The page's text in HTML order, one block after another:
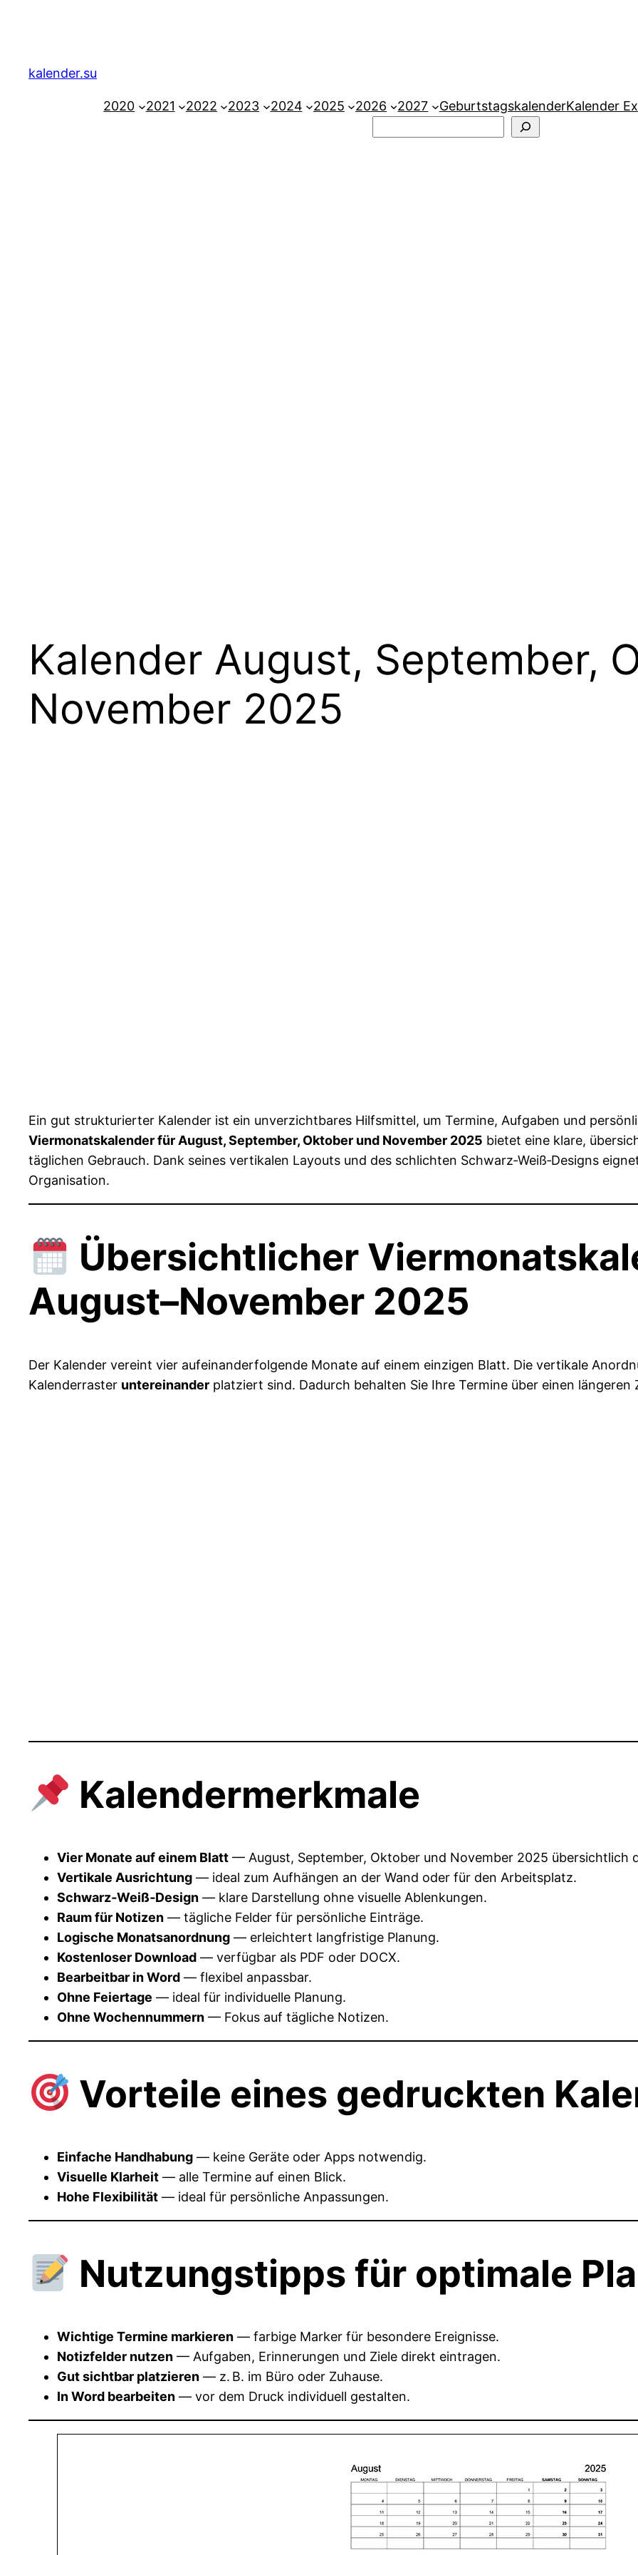
kalender.su
2020 2021 2022 2023 2024 2025 2026 2027 GeburtstagskalenderKalender
Kalender August, September,
November 2025
Ein gut strukturierter Kalender ist ein unverzichtbares Hilfsmittel, um Termine, Aufgaben und
Viermonatskalender für August, September, Oktober und November 2025 bietet eine klare,
täglichen Gebrauch. Dank seines vertikalen Layouts und des schlichten Schwarz‑Weiß‑Designs
Organisation.
Übersichtlicher
August–November 2025
Der Kalender vereint vier aufeinanderfolgende Monate auf einem einzigen Blatt. Die vertikale
Kalenderraster untereinander platziert sind. Dadurch behalten Sie Ihre Termine über einen längeren
Kalendermerkmale
Vier Monate auf einem Blatt — August, September, Oktober und November 2025 übersichtlich
Vertikale Ausrichtung — ideal zum Aufhängen an der Wand oder für den Arbeitsplatz.
Schwarz‑Weiß‑Design — klare Darstellung ohne visuelle Ablenkungen.
Raum für Notizen — tägliche Felder für persönliche Einträge.
Logische Monatsanordnung — erleichtert langfristige Planung.
Kostenloser Download — verfügbar als PDF oder DOCX.
Bearbeitbar in Word — flexibel anpassbar.
Ohne Feiertage — ideal für individuelle Planung.
Ohne Wochennummern — Fokus auf tägliche Notizen.
Vorteile eines gedruckten
Einfache Handhabung — keine Geräte oder Apps notwendig.
Visuelle Klarheit — alle Termine auf einen Blick.
Hohe Flexibilität — ideal für persönliche Anpassungen.
Nutzungstipps für optimale
Wichtige Termine markieren — farbige Marker für besondere Ereignisse.
Notizfelder nutzen — Aufgaben, Erinnerungen und Ziele direkt eintragen.
Gut sichtbar platzieren — z. B. im Büro oder Zuhause.
In Word bearbeiten — vor dem Druck individuell gestalten.